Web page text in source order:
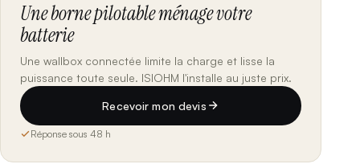
Une borne pilotable ménage votre
batterie
Une wallbox connectée limite la charge et lisse la
puissance toute seule. ISIOHM l'installe au juste prix.
Recevoir mon devis
Réponse sous 48 h